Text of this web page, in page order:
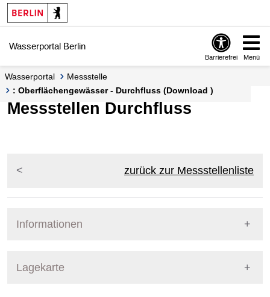
Springe zur Navigation
Springe zum Inhalt
Wasserportal Berlin
Barrierefrei Menü
Wasserportal
Messstelle
: Oberflächengewässer - Durchfluss (Download )
Messstellen Durchfluss
zurück zur Messstellenliste
Informationen
Lagekarte